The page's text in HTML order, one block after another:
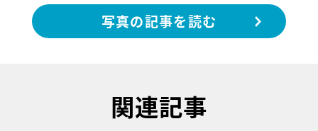
写真の記事を読む
関連記事